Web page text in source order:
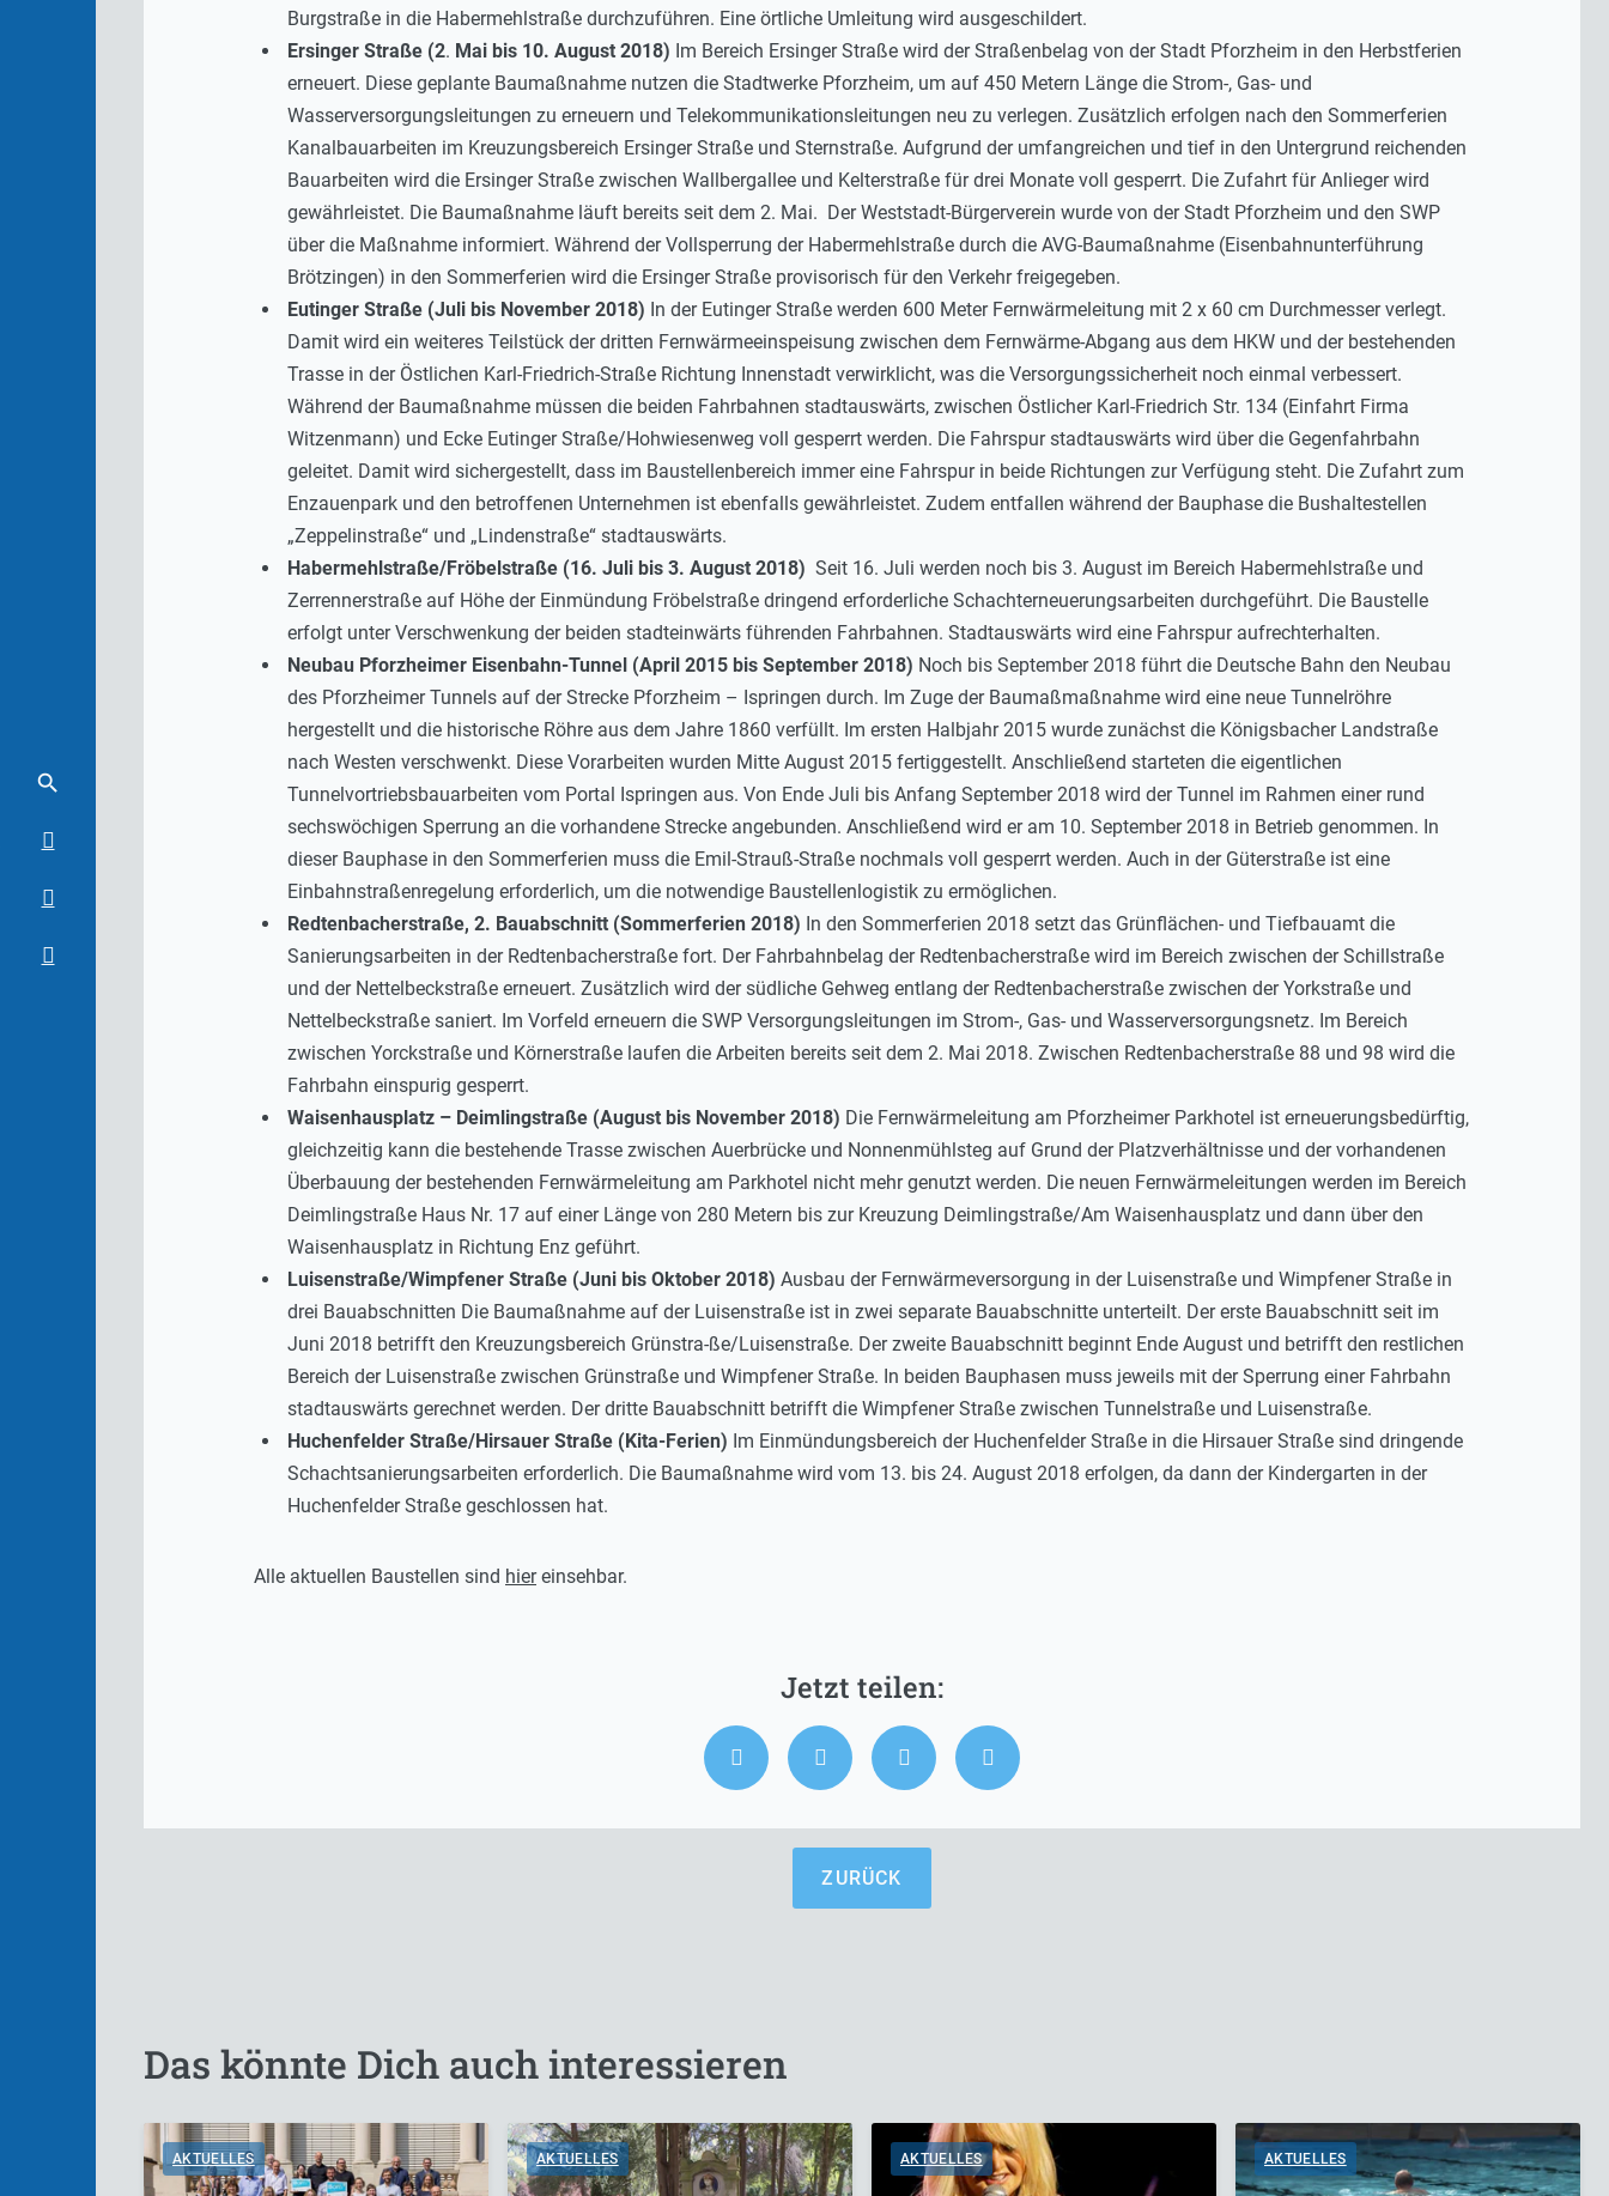
Burgstraße in die Habermehlstraße durchzuführen. Eine örtliche Umleitung wird ausgeschildert.
Ersinger Straße (2. Mai bis 10. August 2018) Im Bereich Ersinger Straße wird der Straßenbelag von der Stadt Pforzheim in den Herbstferien
erneuert. Diese geplante Baumaßnahme nutzen die Stadtwerke Pforzheim, um auf 450 Metern Länge die Strom-, Gas- und
Wasserversorgungsleitungen zu erneuern und Telekommunikationsleitungen neu zu verlegen. Zusätzlich erfolgen nach den Sommerferien
Kanalbauarbeiten im Kreuzungsbereich Ersinger Straße und Sternstraße. Aufgrund der umfangreichen und tief in den Untergrund reichenden
Bauarbeiten wird die Ersinger Straße zwischen Wallbergallee und Kelterstraße für drei Monate voll gesperrt. Die Zufahrt für Anlieger wird
gewährleistet. Die Baumaßnahme läuft bereits seit dem 2. Mai. Der Weststadt-Bürgerverein wurde von der Stadt Pforzheim und den SWP
über die Maßnahme informiert. Während der Vollsperrung der Habermehlstraße durch die AVG-Baumaßnahme (Eisenbahnunterführung
Brötzingen) in den Sommerferien wird die Ersinger Straße provisorisch für den Verkehr freigegeben.
Eutinger Straße (Juli bis November 2018) In der Eutinger Straße werden 600 Meter Fernwärmeleitung mit 2 x 60 cm Durchmesser verlegt.
Damit wird ein weiteres Teilstück der dritten Fernwärmeeinspeisung zwischen dem Fernwärme-Abgang aus dem HKW und der bestehenden
Trasse in der Östlichen Karl-Friedrich-Straße Richtung Innenstadt verwirklicht, was die Versorgungssicherheit noch einmal verbessert.
Während der Baumaßnahme müssen die beiden Fahrbahnen stadtauswärts, zwischen Östlicher Karl-Friedrich Str. 134 (Einfahrt Firma
Witzenmann) und Ecke Eutinger Straße/Hohwiesenweg voll gesperrt werden. Die Fahrspur stadtauswärts wird über die Gegenfahrbahn
geleitet. Damit wird sichergestellt, dass im Baustellenbereich immer eine Fahrspur in beide Richtungen zur Verfügung steht. Die Zufahrt zum
Enzauenpark und den betroffenen Unternehmen ist ebenfalls gewährleistet. Zudem entfallen während der Bauphase die Bushaltestellen
„Zeppelinstraße“ und „Lindenstraße“ stadtauswärts.
Habermehlstraße/Fröbelstraße (16. Juli bis 3. August 2018) Seit 16. Juli werden noch bis 3. August im Bereich Habermehlstraße und
Zerrennerstraße auf Höhe der Einmündung Fröbelstraße dringend erforderliche Schachterneuerungsarbeiten durchgeführt. Die Baustelle
erfolgt unter Verschwenkung der beiden stadteinwärts führenden Fahrbahnen. Stadtauswärts wird eine Fahrspur aufrechterhalten.
Neubau Pforzheimer Eisenbahn-Tunnel (April 2015 bis September 2018) Noch bis September 2018 führt die Deutsche Bahn den Neubau
des Pforzheimer Tunnels auf der Strecke Pforzheim – Ispringen durch. Im Zuge der Baumaßmaßnahme wird eine neue Tunnelröhre
hergestellt und die historische Röhre aus dem Jahre 1860 verfüllt. Im ersten Halbjahr 2015 wurde zunächst die Königsbacher Landstraße
nach Westen verschwenkt. Diese Vorarbeiten wurden Mitte August 2015 fertiggestellt. Anschließend starteten die eigentlichen
Tunnelvortriebsbauarbeiten vom Portal Ispringen aus. Von Ende Juli bis Anfang September 2018 wird der Tunnel im Rahmen einer rund
sechswöchigen Sperrung an die vorhandene Strecke angebunden. Anschließend wird er am 10. September 2018 in Betrieb genommen. In
dieser Bauphase in den Sommerferien muss die Emil-Strauß-Straße nochmals voll gesperrt werden. Auch in der Güterstraße ist eine
Einbahnstraßenregelung erforderlich, um die notwendige Baustellenlogistik zu ermöglichen.
Redtenbacherstraße, 2. Bauabschnitt (Sommerferien 2018) In den Sommerferien 2018 setzt das Grünflächen- und Tiefbauamt die
Sanierungsarbeiten in der Redtenbacherstraße fort. Der Fahrbahnbelag der Redtenbacherstraße wird im Bereich zwischen der Schillstraße
und der Nettelbeckstraße erneuert. Zusätzlich wird der südliche Gehweg entlang der Redtenbacherstraße zwischen der Yorkstraße und
Nettelbeckstraße saniert. Im Vorfeld erneuern die SWP Versorgungsleitungen im Strom-, Gas- und Wasserversorgungsnetz. Im Bereich
zwischen Yorckstraße und Körnerstraße laufen die Arbeiten bereits seit dem 2. Mai 2018. Zwischen Redtenbacherstraße 88 und 98 wird die
Fahrbahn einspurig gesperrt.
Waisenhausplatz – Deimlingstraße (August bis November 2018) Die Fernwärmeleitung am Pforzheimer Parkhotel ist erneuerungsbedürftig,
gleichzeitig kann die bestehende Trasse zwischen Auerbrücke und Nonnenmühlsteg auf Grund der Platzverhältnisse und der vorhandenen
Überbauung der bestehenden Fernwärmeleitung am Parkhotel nicht mehr genutzt werden. Die neuen Fernwärmeleitungen werden im Bereich
Deimlingstraße Haus Nr. 17 auf einer Länge von 280 Metern bis zur Kreuzung Deimlingstraße/Am Waisenhausplatz und dann über den
Waisenhausplatz in Richtung Enz geführt.
Luisenstraße/Wimpfener Straße (Juni bis Oktober 2018) Ausbau der Fernwärmeversorgung in der Luisenstraße und Wimpfener Straße in
drei Bauabschnitten Die Baumaßnahme auf der Luisenstraße ist in zwei separate Bauabschnitte unterteilt. Der erste Bauabschnitt seit im
Juni 2018 betrifft den Kreuzungsbereich Grünstra-ße/Luisenstraße. Der zweite Bauabschnitt beginnt Ende August und betrifft den restlichen
Bereich der Luisenstraße zwischen Grünstraße und Wimpfener Straße. In beiden Bauphasen muss jeweils mit der Sperrung einer Fahrbahn
stadtauswärts gerechnet werden. Der dritte Bauabschnitt betrifft die Wimpfener Straße zwischen Tunnelstraße und Luisenstraße.
Huchenfelder Straße/Hirsauer Straße (Kita-Ferien) Im Einmündungsbereich der Huchenfelder Straße in die Hirsauer Straße sind dringende
Schachtsanierungsarbeiten erforderlich. Die Baumaßnahme wird vom 13. bis 24. August 2018 erfolgen, da dann der Kindergarten in der
Huchenfelder Straße geschlossen hat.
Alle aktuellen Baustellen sind hiereinsehbar.
ZURÜCK
Das könnte Dich auch interessieren
AKTUELLES AKTUELLES AKTUELLES AKTUELLES